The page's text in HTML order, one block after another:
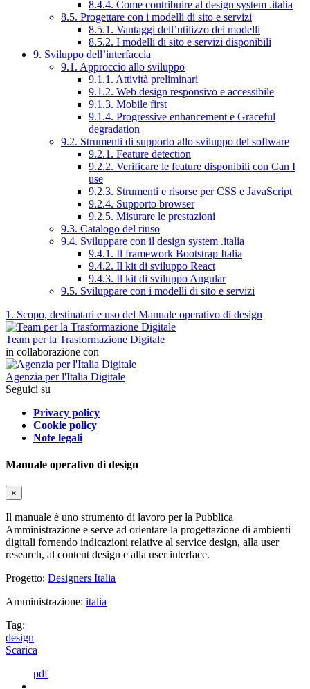
8.4.4. Come contribuire al design system .italia
8.5. Progettare con i modelli di sito e servizi
8.5.1. Vantaggi dell’utilizzo dei modelli
8.5.2. I modelli di sito e servizi disponibili
9. Sviluppo dell’interfaccia
9.1. Approccio allo sviluppo
9.1.1. Attività preliminari
9.1.2. Web design responsivo e accessibile
9.1.3. Mobile first
9.1.4. Progressive enhancement e Graceful
degradation
9.2. Strumenti di supporto allo sviluppo del software
9.2.1. Feature detection
9.2.2. Verificare le feature disponibili con Can I
use
9.2.3. Strumenti e risorse per CSS e JavaScript
9.2.4. Supporto browser
9.2.5. Misurare le prestazioni
9.3. Catalogo del riuso
9.4. Sviluppare con il design system .italia
9.4.1. Il framework Bootstrap Italia
9.4.2. Il kit di sviluppo React
9.4.3. Il kit di sviluppo Angular
9.5. Sviluppare con i modelli di sito e servizi
1. Scopo, destinatari e uso del Manuale operativo di design
Team per la Trasformazione Digitale
in collaborazione con
Agenzia per l'Italia Digitale
Seguici su
Privacy policy
Cookie policy
Note legali
Manuale operativo di design
×
Il manuale è uno strumento di lavoro per la Pubblica
Amministrazione e serve ad orientare la progettazione di ambienti
digitali fornendo indicazioni relative al service design, alla user
research, al content design e alla user interface.
Progetto: Designers Italia
Amministrazione: italia
Tag:
design
Scarica
pdf